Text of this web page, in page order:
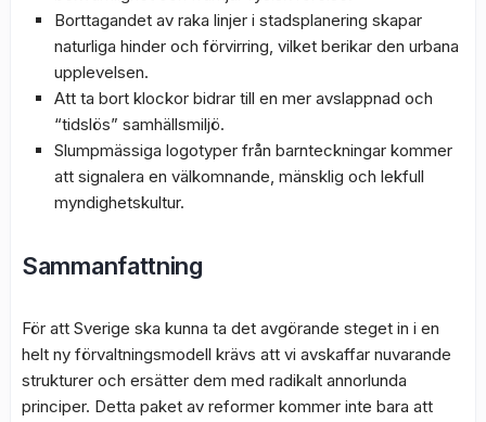
Borttagandet av raka linjer i stadsplanering skapar
naturliga hinder och förvirring, vilket berikar den urbana
upplevelsen.
Att ta bort klockor bidrar till en mer avslappnad och
“tidslös” samhällsmiljö.
Slumpmässiga logotyper från barnteckningar kommer
att signalera en välkomnande, mänsklig och lekfull
myndighetskultur.
Sammanfattning
För att Sverige ska kunna ta det avgörande steget in i en
helt ny förvaltningsmodell krävs att vi avskaffar nuvarande
strukturer och ersätter dem med radikalt annorlunda
principer. Detta paket av reformer kommer inte bara att